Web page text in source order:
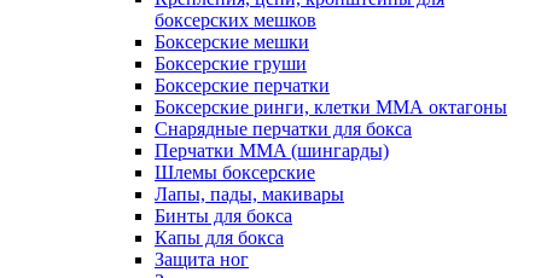
боксерских мешков
Боксерские мешки
Боксерские груши
Боксерские перчатки
Боксерские ринги, клетки ММА октагоны
Снарядные перчатки для бокса
Перчатки MMA (шингарды)
Шлемы боксерские
Лапы, пады, макивары
Бинты для бокса
Капы для бокса
Защита ног